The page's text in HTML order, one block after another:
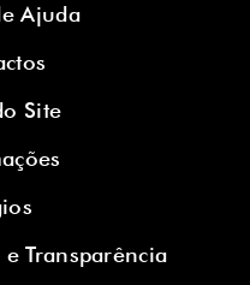
Ajuda
Site
Transparência